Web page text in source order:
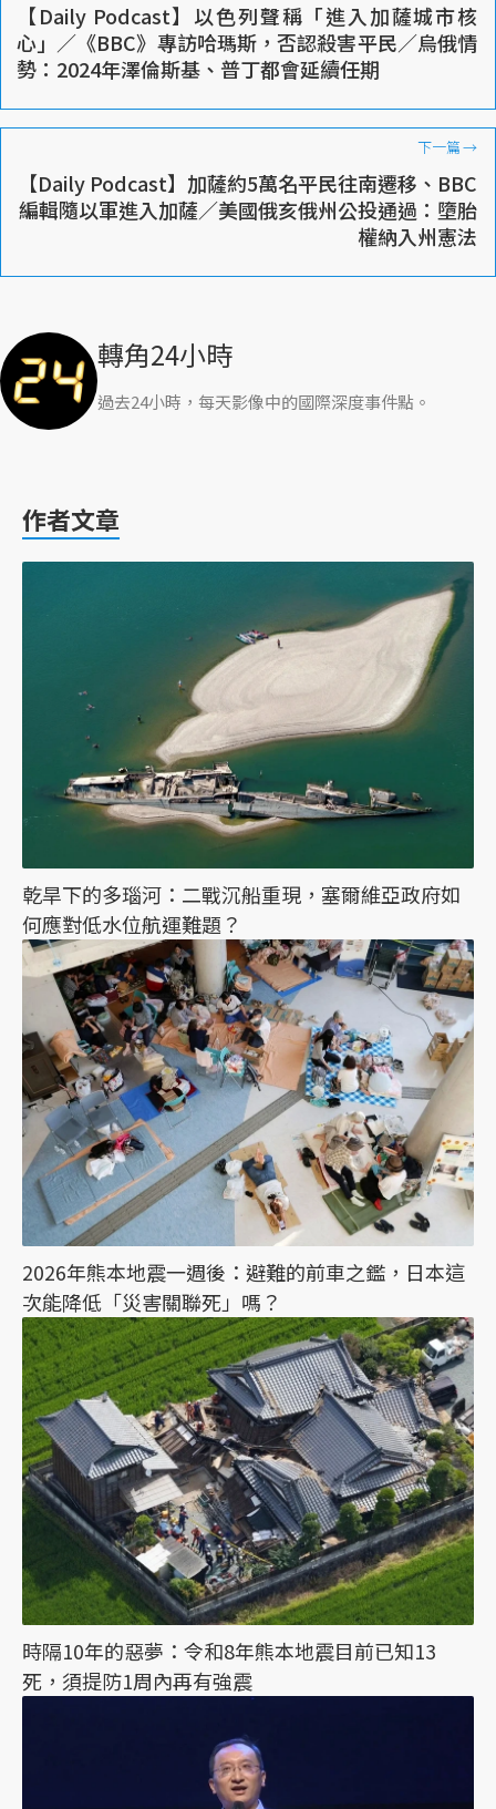
【Daily Podcast】以色列聲稱「進入加薩城市核
心」／《BBC》專訪哈瑪斯，否認殺害平民／烏俄情
勢：2024年澤倫斯基、普丁都會延續任期
下一篇→
【Daily Podcast】加薩約5萬名平民往南遷移、BBC
編輯隨以軍進入加薩／美國俄亥俄州公投通過：墮胎
權納入州憲法
轉角24小時
過去24小時，每天影像中的國際深度事件點。
作者文章
乾旱下的多瑙河：二戰沉船重現，塞爾維亞政府如
何應對低水位航運難題？
2026年熊本地震一週後：避難的前車之鑑，日本這
次能降低「災害關聯死」嗎？
時隔10年的惡夢：令和8年熊本地震目前已知13
死，須提防1周內再有強震